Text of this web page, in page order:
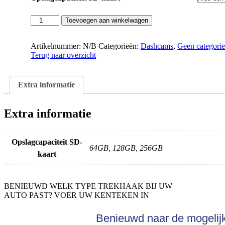
BlackVue
DR770X
Truck
Dashcam
Toevoegen aan winkelwagen
Artikelnummer:N/B Categorieën:Dashcams,Geen categorie
Terug naar overzicht
Extra informatie
Extra informatie
Opslagcapaciteit SD-
kaart
64GB, 128GB, 256GB
BENIEUWD WELK TYPE TREKHAAK BIJ UW
AUTO PAST? VOER UW KENTEKEN IN
Benieuwd naar de